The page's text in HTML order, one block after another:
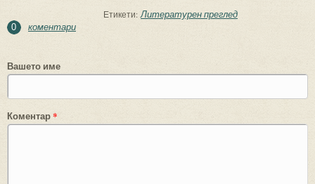
0 коментари
Етикети: Литературен преглед
Вашето име
Коментар*